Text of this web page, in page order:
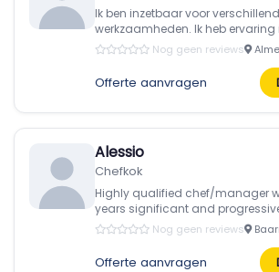
Ik ben inzetbaar voor
werkzaamheden. Ik heb ervaring
Nog geen reviews
Offerte aanvragen
Alessio
Chefkok
Highly qualified chef/manager
years significant and
Nog geen reviews
Offerte aanvragen